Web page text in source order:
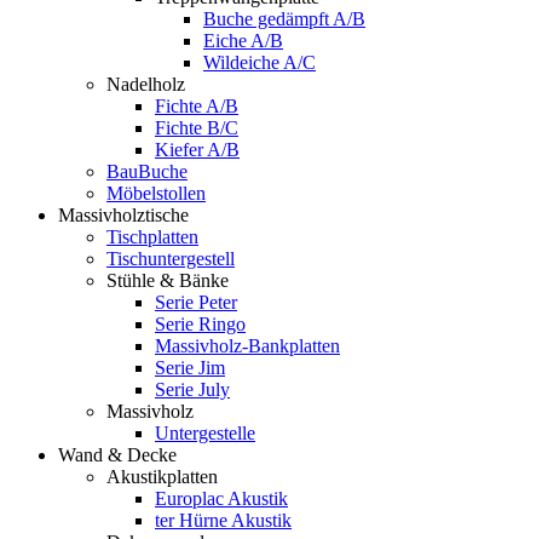
Buche gedämpft A/B
Eiche A/B
Wildeiche A/C
Nadelholz
Fichte A/B
Fichte B/C
Kiefer A/B
BauBuche
Möbelstollen
Massivholztische
Tischplatten
Tischuntergestell
Stühle & Bänke
Serie Peter
Serie Ringo
Massivholz-Bankplatten
Serie Jim
Serie July
Massivholz
Untergestelle
Wand & Decke
Akustikplatten
Europlac Akustik
ter Hürne Akustik